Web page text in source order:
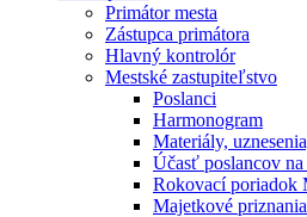
Primátor mesta
Zástupca primátora
Hlavný kontrolór
Mestské zastupiteľstvo
Poslanci
Harmonogram
Materiály,
Účasť poslancov na
Rokovací poriadok
Majetkové